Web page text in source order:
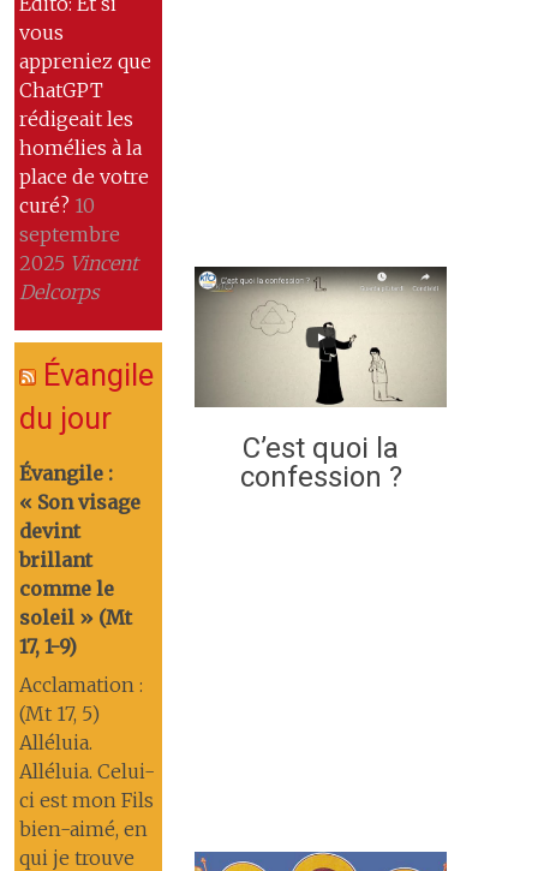
vous
appreniez que
ChatGPT
rédigeait les
homélies à la
place de votre
curé? 10
septembre
2025 Vincent
Delcorps
Évangile
du jour
Évangile :
« Son visage
devint
brillant
comme le
soleil » (Mt
17, 1-9)
Acclamation :
(Mt 17, 5)
Alléluia.
Alléluia. Celui-
ci est mon Fils
bien-aimé, en
qui je trouve
C’est quoi la
confession ?